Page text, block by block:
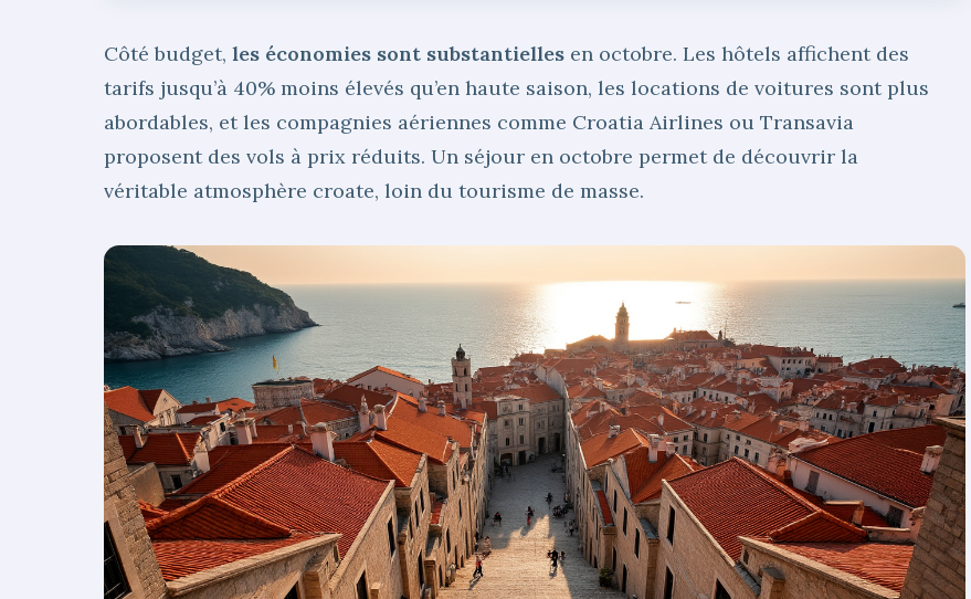
Côté budget, les économies sont substantielles en octobre. Les hôtels affichent des
tarifs jusqu’à 40% moins élevés qu’en haute saison, les locations de voitures sont plus
abordables, et les compagnies aériennes comme Croatia Airlines ou Transavia
proposent des vols à prix réduits. Un séjour en octobre permet de découvrir la
véritable atmosphère croate, loin du tourisme de masse.